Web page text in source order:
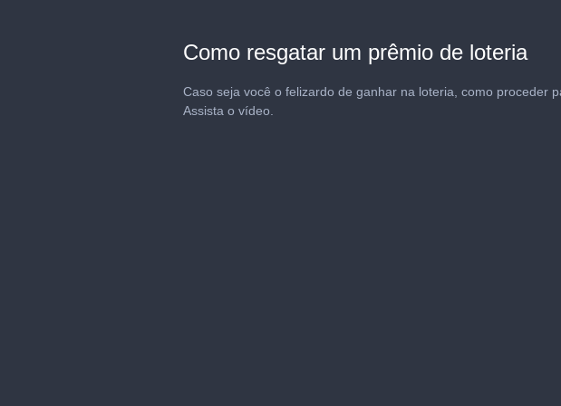
Como resgatar um prêmio de loteria
Caso seja você o felizardo de ganhar na loteria, como proceder
Assista o vídeo.